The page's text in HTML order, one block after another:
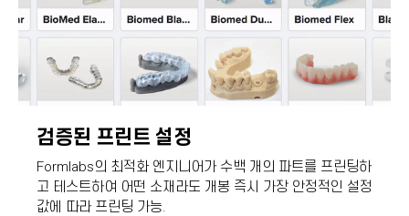
검증된 프린트 설정
Formlabs의 최적화 엔지니어가 수백 개의 파트를 프린팅하
고 테스트하여 어떤 소재라도 개봉 즉시 가장 안정적인 설정
값에 따라 프린팅 가능.